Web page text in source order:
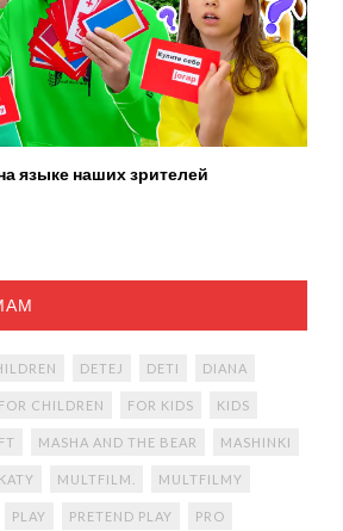
языке наших зрителей
DETEJ DETI DIANA
FOR CHILDREN FOR KIDS KIDS
MASHA AND THE BEAR MASHINKI
MULTFILM. MULTFILMY
PLAY PRETEND PLAY PRO